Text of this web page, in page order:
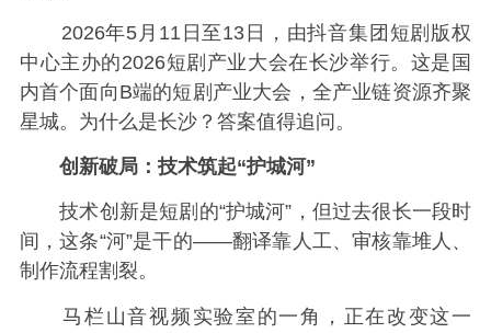
2026年5月11日至13日，由抖音集团短剧版权
中心主办的2026短剧产业大会在长沙举行。这是国
内首个面向B端的短剧产业大会，全产业链资源齐聚
星城。为什么是长沙？答案值得追问。
创新破局：技术筑起“护城河”
技术创新是短剧的“护城河”，但过去很长一段时
间，这条“河”是干的——翻译靠人工、审核靠堆人、
制作流程割裂。
马栏山音视频实验室的一角，正在改变这一